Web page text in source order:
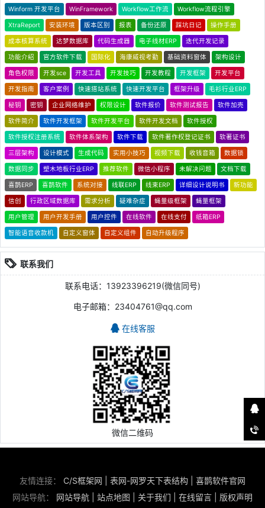
Winform 开发平台 WinFramework Workflow工作流 Workflow流程引擎
XtraReport 安装环境 版本区别 报表 备份还原 踩坑日记 操作手册
成本核算系统 达梦数据库 代码生成器 电子线材ERP 迭代开发记录
功能介绍 官方软件下载 国际化 海康威视考勤 基础资料窗体 架构设计
角色权限 开发sce 开发工具 开发技巧 开发教程 开发框架 开发平台
开发指南 客户案例 快速搭站系统 快速开发平台 框架升级 毛衫行业ERP
秘钥 密钥 企业网络维护 权限设计 软件报价 软件测试报告 软件加壳
软件简介 软件开发框架 软件开发平台 软件开发文档 软件授权
软件授权注册系统 软件体系架构 软件下载 软件著作权登记证书 软著证书
三层架构 设计模式 生成代码 实用小技巧 视频下载 收钱音箱 数据锁
数据同步 塑木地板行业ERP 推荐软件 微信小程序 未解决问题 文档下载
喜鹊ERP 喜鹊软件 系统对接 线联ERP 线束ERP 详细设计说明书 新功能
信创 行政区域数据库 需求分析 疑难杂症 蝇量级框架 蝇量框架
用户管理 用户开发手册 用户控件 在线软件 在线支付 纸箱ERP
智能语音收款机 自定义窗体 自定义组件 自动升级程序
联系我们
联系电话：13923396219(微信同号)
电子邮箱：23404761@qq.com
在线客服
微信二维码
友情连接： C/S框架网 表网-网罗天下表结构
喜鹊软件官网
网站导航： 网站导航 站点地图 关于我们 在线留言 版权声明